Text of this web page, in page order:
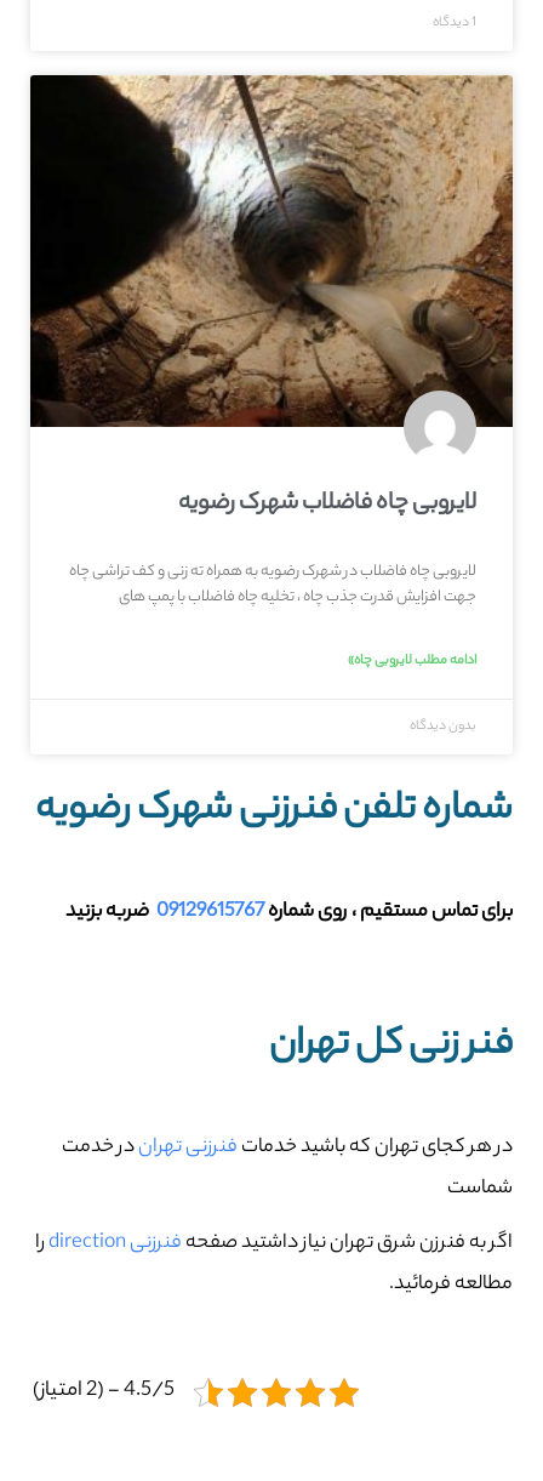
1 دیدگاه
لایروبی چاه فاضلاب شهرک رضویه
لایروبی چاه فاضلاب در شهرک رضویه به همراه ته زنی و کف تراشی چاه
جهت افزایش قدرت جذب چاه ، تخلیه چاه فاضلاب با پمپ های
ادامه مطلب لایروبی چاه»
بدون دیدگاه
شماره تلفن فنرزنی شهرک رضویه
برای تماس مستقیم ، روی شماره09129615767 ضربه بزنید
فنر زنی کل تهران
در هر کجای تهران که باشید خدماتفنرزنی تهراندر خدمت
شماست
اگر به فنرزن شرق تهران نیاز داشتید صفحهفنرزنی direction
را
مطالعه فرمائید.
4.5/5 - (2 امتیاز)